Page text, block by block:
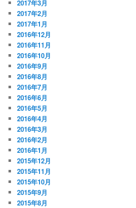
2017年3月
2017年2月
2017年1月
2016年12月
2016年11月
2016年10月
2016年9月
2016年8月
2016年7月
2016年6月
2016年5月
2016年4月
2016年3月
2016年2月
2016年1月
2015年12月
2015年11月
2015年10月
2015年9月
2015年8月